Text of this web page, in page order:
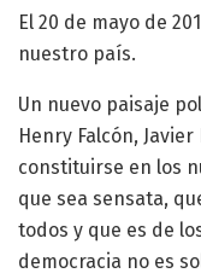
El 20 de mayo de
nuestro país.
Un nuevo paisaje
Henry Falcón,
constituirse en los
que sea sensata,
todos y que es de
democracia no es